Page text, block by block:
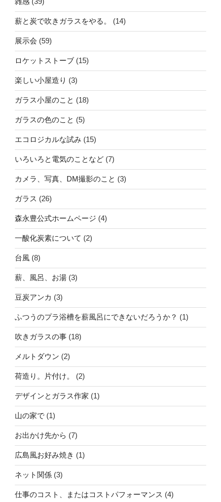
薪と炭で吹きガラスをやる。 (14)
展示会 (59)
ロケットストーブ (15)
楽しい小屋造り (3)
ガラス小屋のこと (18)
ガラスの色のこと (5)
エコロジカルな試み (15)
いろいろと電気のことなど (7)
カメラ、写真、DM撮影のこと (3)
ガラス (26)
森永豊公式ホームページ (4)
一酸化炭素について (2)
台風 (8)
薪、風呂、お湯 (3)
豆炭アンカ (3)
ふつうのプラ浴槽を薪風呂にできないだろうか？ (1)
吹きガラスの事 (18)
メルトダウン (2)
荷造り。片付け。 (2)
デザインとガラス作家 (1)
山の家で (1)
お出かけ先から (7)
広島風お好み焼き (1)
ネット関係 (3)
仕事のコスト、またはコストパフォーマンス (4)